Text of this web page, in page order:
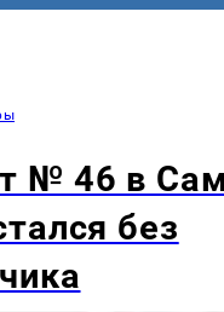
№ 46 в
без